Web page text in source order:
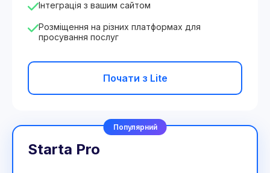
Інтеграція з вашим сайтом
Розміщення на різних платформах для
просування послуг
Почати з Lite
Популярний
Starta Pro